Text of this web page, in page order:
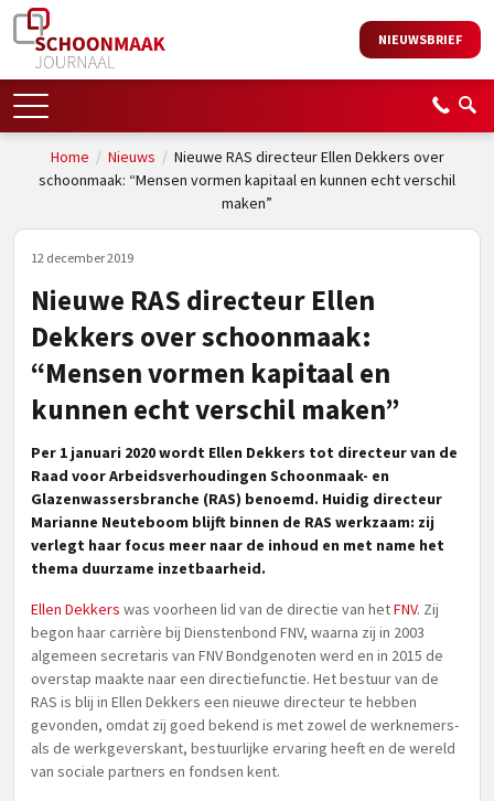
NIEUWSBRIEF
Home / Nieuws / Nieuwe RAS directeur Ellen Dekkers over
schoonmaak: “Mensen vormen kapitaal en kunnen echt verschil
maken”
12 december 2019
Nieuwe RAS directeur Ellen
Dekkers over schoonmaak:
“Mensen vormen kapitaal en
kunnen echt verschil maken”
Per 1 januari 2020 wordt Ellen Dekkers tot directeur van de
Raad voor Arbeidsverhoudingen Schoonmaak- en
Glazenwassersbranche (RAS) benoemd. Huidig directeur
Marianne Neuteboom blijft binnen de RAS werkzaam: zij
verlegt haar focus meer naar de inhoud en met name het
thema duurzame inzetbaarheid.
Ellen Dekkers was voorheen lid van de directie van hetFNV. Zij
begon haar carrière bij Dienstenbond FNV, waarna zij in 2003
algemeen secretaris van FNV Bondgenoten werd en in 2015 de
overstap maakte naar een directiefunctie. Het bestuur van de
RAS is blij in Ellen Dekkers een nieuwe directeur te hebben
gevonden, omdat zij goed bekend is met zowel de werknemers-
als de werkgeverskant, bestuurlijke ervaring heeft en de wereld
van sociale partners en fondsen kent.